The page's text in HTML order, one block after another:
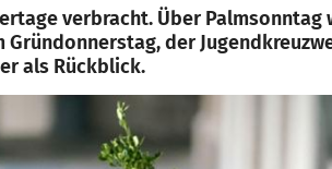
verbracht. Über
der
als Rückblick.